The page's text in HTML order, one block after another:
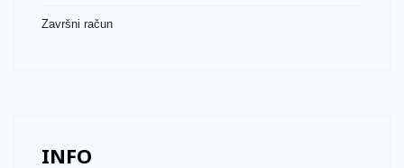
Završni račun
INFO